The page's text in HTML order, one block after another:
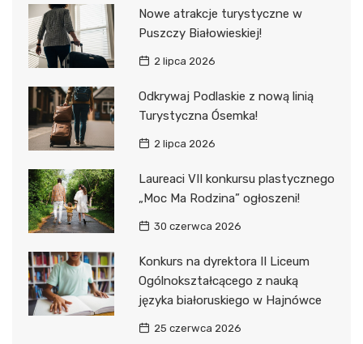
Nowe atrakcje turystyczne w
Puszczy Białowieskiej!
2 lipca 2026
Odkrywaj Podlaskie z nową linią
Turystyczna Ósemka!
2 lipca 2026
Laureaci VII konkursu plastycznego
„Moc Ma Rodzina” ogłoszeni!
30 czerwca 2026
Konkurs na dyrektora II Liceum
Ogólnokształcącego z nauką
języka białoruskiego w Hajnówce
25 czerwca 2026